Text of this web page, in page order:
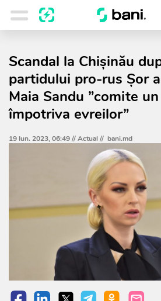
Scandal la Chișinău
partidului pro-rus Șor
Maia Sandu ”comite
împotriva evreilor”
19 Iun. 2023, 06:49 //Actual// bani.md